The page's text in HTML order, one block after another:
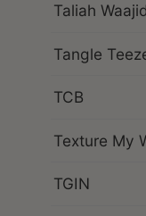
Taliah Waajid
Tangle
TCB
Texture My
TGIN